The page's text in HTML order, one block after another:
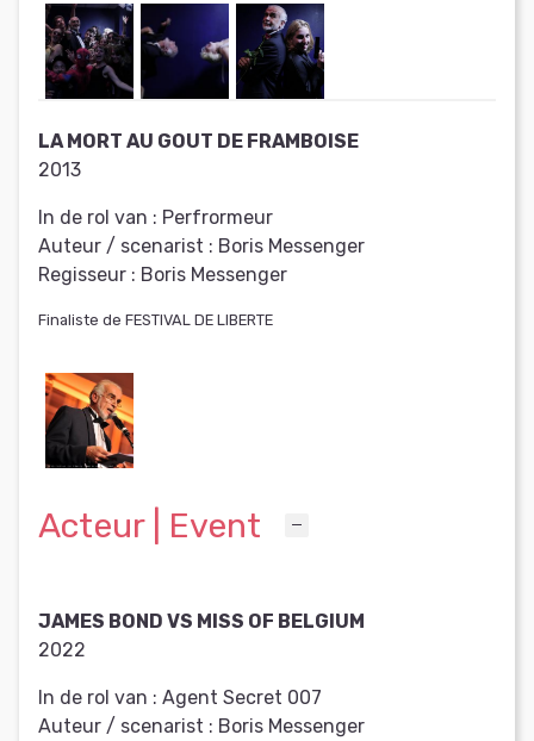
LA MORT AU GOUT DE FRAMBOISE
2013
In de rol van : Perfrormeur
Auteur / scenarist : Boris Messenger
Regisseur : Boris Messenger
Finaliste de FESTIVAL DE LIBERTE
Acteur | Event
JAMES BOND VS MISS OF BELGIUM
2022
In de rol van : Agent Secret 007
Auteur / scenarist : Boris Messenger